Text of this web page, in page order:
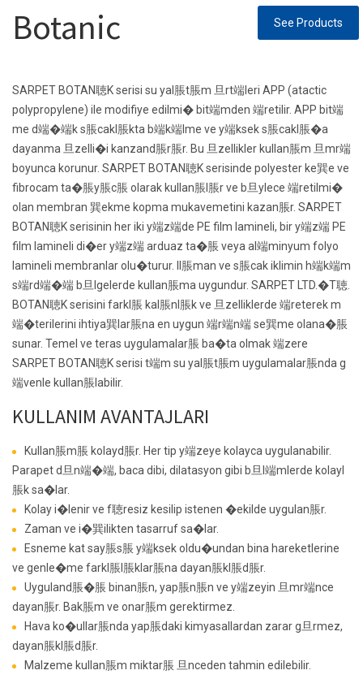
Botanic See Products
SARPET BOTAN聴K serisi su yal脹t脹m 旦rt端leri APP (atactic
polypropylene) ile modifiye edilmi� bit端mden 端retilir. APP bit端
me d端�端k s脹cakl脹kta b端k端lme ve y端ksek s脹cakl脹�a
dayanma 旦zelli�i kanzand脹r脹r. Bu 旦zellikler kullan脹m 旦mr端
boyunca korunur. SARPET BOTAN聴K serisinde polyester ke巽e ve
fibrocam ta�脹y脹c脹 olarak kullan脹l脹r ve b旦ylece 端retilmi�
olan membran 巽ekme kopma mukavemetini kazan脹r. SARPET
BOTAN聴K serisinin her iki y端z端de PE film lamineli, bir y端z端 PE
film lamineli di�er y端z端 arduaz ta�脹 veya al端minyum folyo
lamineli membranlar olu�turur. Il脹man ve s脹cak iklimin h端k端m
s端rd端�端 b旦lgelerde kullan脹ma uygundur. SARPET LTD.�T聴.
BOTAN聴K serisini farkl脹 kal脹nl脹k ve 旦zelliklerde 端reterek m
端�terilerini ihtiya巽lar脹na en uygun 端r端n端 se巽me olana�脹
sunar. Temel ve teras uygulamalar脹 ba�ta olmak 端zere
SARPET BOTAN聴K serisi t端m su yal脹t脹m uygulamalar脹nda g
端venle kullan脹labilir.
KULLANIM AVANTAJLARI
Kullan脹m脹 kolayd脹r. Her tip y端zeye kolayca uygulanabilir.
Parapet d旦n端�端, baca dibi, dilatasyon gibi b旦l端mlerde kolayl
脹k sa�lar.
Kolay i�lenir ve f聴resiz kesilip istenen �ekilde uygulan脹r.
Zaman ve i�巽ilikten tasarruf sa�lar.
Esneme kat say脹s脹 y端ksek oldu�undan bina hareketlerine
ve genle�me farkl脹l脹klar脹na dayan脹kl脹d脹r.
Uyguland脹�脹 binan脹n, yap脹n脹n ve y端zeyin 旦mr端nce
dayan脹r. Bak脹m ve onar脹m gerektirmez.
Hava ko�ullar脹nda yap脹daki kimyasallardan zarar g旦rmez,
dayan脹kl脹d脹r.
Malzeme kullan脹m miktar脹 旦nceden tahmin edilebilir.